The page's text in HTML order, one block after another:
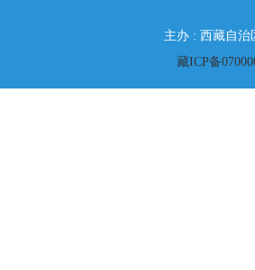
主办 : 西藏自治
藏ICP备